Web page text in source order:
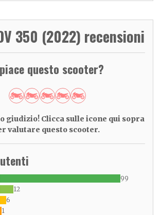
350 (2022) recensioni
questo scooter?
giudizio! Clicca sulle icone qui sopra
valutare questo scooter.
99
12
6
1